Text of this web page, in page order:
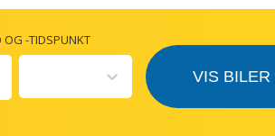
OG -TIDSPUNKT
VIS BILER